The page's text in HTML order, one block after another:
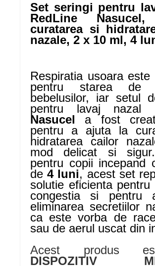
Set seringi pentru
RedLine
curatarea si
nazale, 2 x 10 ml, 4
Respiratia usoara este
pentru starea
bebelusilor, iar setul
pentru lavaj nazal
Nasucel a fost
pentru a ajuta la
hidratarea cailor
mod delicat si
pentru copii incepand
de4 luni, acest set
solutie eficienta pentru
congestia si pentru
eliminarea secretiilor
ca este vorba de
sau de aerul uscat din
Acest produs
DISPOZITIV